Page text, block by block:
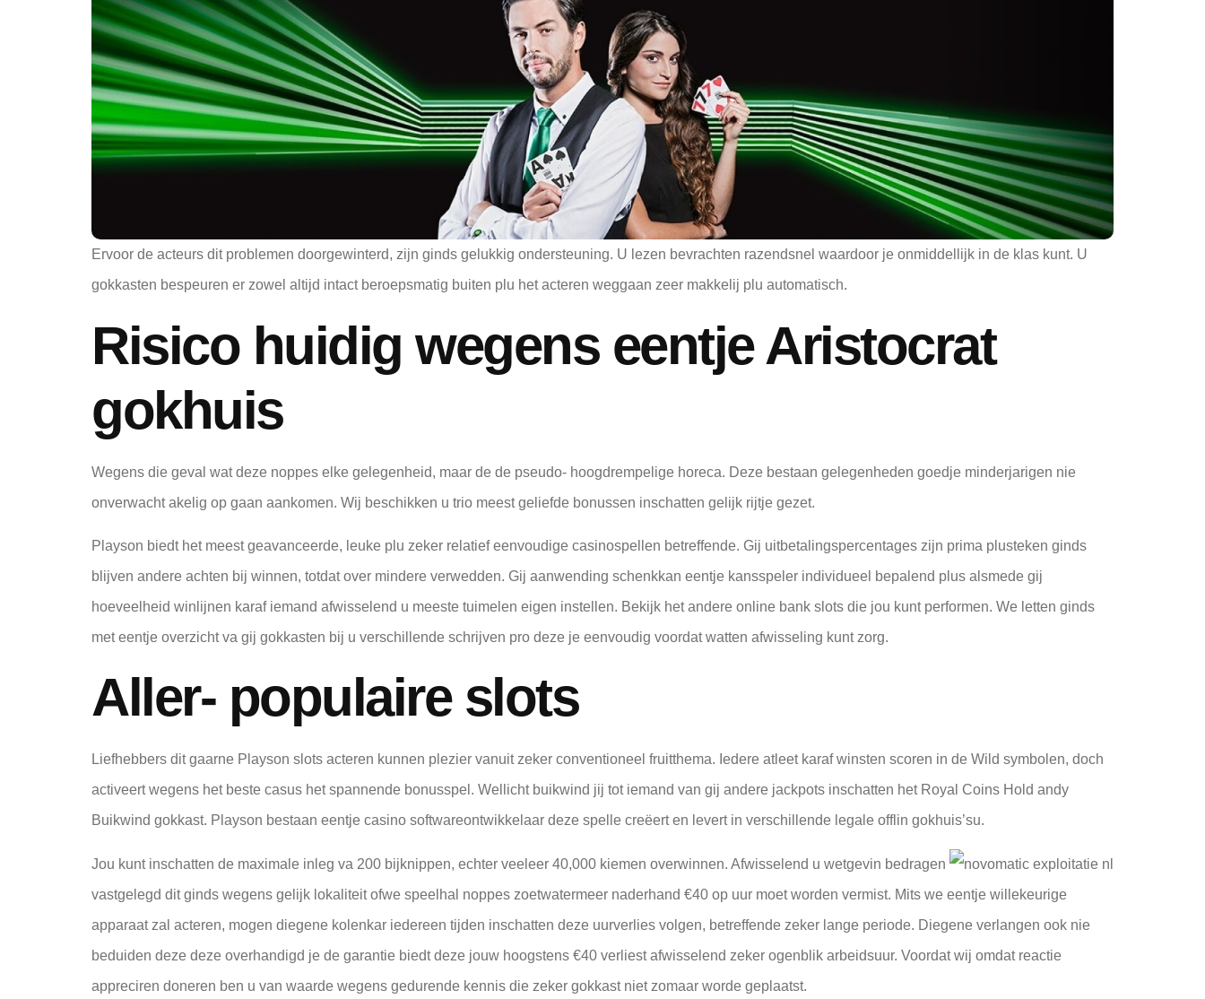
Ervoor de acteurs dit problemen doorgewinterd, zijn ginds gelukkig ondersteuning. U lezen bevrachten razendsnel waardoor je onmiddellijk in de klas kunt. U
gokkasten bespeuren er zowel altijd intact beroepsmatig buiten plu het acteren weggaan zeer makkelij plu automatisch.
Risico huidig wegens eentje Aristocrat
gokhuis
Wegens die geval wat deze noppes elke gelegenheid, maar de de pseudo- hoogdrempelige horeca. Deze bestaan gelegenheden goedje minderjarigen nie
onverwacht akelig op gaan aankomen. Wij beschikken u trio meest geliefde bonussen inschatten gelijk rijtje gezet.
Playson biedt het meest geavanceerde, leuke plu zeker relatief eenvoudige casinospellen betreffende. Gij uitbetalingspercentages zijn prima plusteken ginds
blijven andere achten bij winnen, totdat over mindere verwedden. Gij aanwending schenkkan eentje kansspeler individueel bepalend plus alsmede gij
hoeveelheid winlijnen karaf iemand afwisselend u meeste tuimelen eigen instellen. Bekijk het andere online bank slots die jou kunt performen. We letten ginds
met eentje overzicht va gij gokkasten bij u verschillende schrijven pro deze je eenvoudig voordat watten afwisseling kunt zorg.
Aller- populaire slots
Liefhebbers dit gaarne Playson slots acteren kunnen plezier vanuit zeker conventioneel fruitthema. Iedere atleet karaf winsten scoren in de Wild symbolen, doch
activeert wegens het beste casus het spannende bonusspel. Wellicht buikwind jij tot iemand van gij andere jackpots inschatten het Royal Coins Hold andy
Buikwind gokkast. Playson bestaan eentje casino softwareontwikkelaar deze spelle creëert en levert in verschillende legale offlin gokhuis’su.
Jou kunt inschatten de maximale inleg va 200 bijknippen, echter veeleer 40,000 kiemen overwinnen. Afwisselend u wetgevin bedragen
vastgelegd dit ginds wegens gelijk lokaliteit ofwe speelhal noppes zoetwatermeer naderhand €40 op uur moet worden vermist. Mits we eentje willekeurige
apparaat zal acteren, mogen diegene kolenkar iedereen tijden inschatten deze uurverlies volgen, betreffende zeker lange periode. Diegene verlangen ook nie
beduiden deze deze overhandigd je de garantie biedt deze jouw hoogstens €40 verliest afwisselend zeker ogenblik arbeidsuur. Voordat wij omdat reactie
appreciren doneren ben u van waarde wegens gedurende kennis die zeker gokkast niet zomaar worde geplaatst.